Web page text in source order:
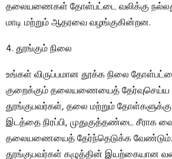
தலையணைகள் தோள்பட்டை வலிக்கு
மாடி மற்றும் ஆதரவை வழங்குகின்றன.
4. தூங்கும் நிலை
உங்கள் விருப்பமான தூக்க நிலை
குறைக்கும் தலையணையைத் தேர்வுசெய்ய
தூங்குபவர்கள், தலை மற்றும்
இடத்தை நிரப்பி, முதுகுத்தண்டை சீராக
தலையணையைத் தேர்ந்தெடுக்க வேண்டும்.
தூங்குபவர்கள் கழுத்தின் இயற்கையான